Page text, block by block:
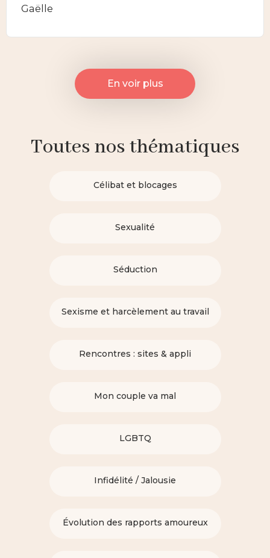
Gaëlle
En voir plus
Toutes nos thématiques
Célibat et blocages
Sexualité
Séduction
Sexisme et harcèlement au travail
Rencontres : sites & appli
Mon couple va mal
LGBTQ
Infidélité / Jalousie
Évolution des rapports amoureux